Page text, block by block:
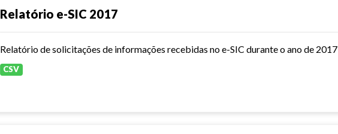
Relatório e-SIC 2017
Relatório de solicitações de informações recebidas no e-SIC durante o ano de 2017
CSV